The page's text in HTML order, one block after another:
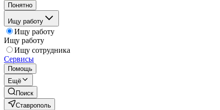
Понятно
Ищу работу
Ищу работу
Ищу работу
Ищу сотрудника
Сервисы
Помощь
Ещё
Поиск
Ставрополь